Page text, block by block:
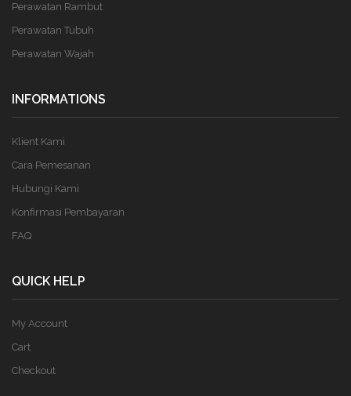
Perawatan Rambut
Perawatan Tubuh
Perawatan Wajah
INFORMATIONS
Klient Kami
Cara Pemesanan
Hubungi Kami
Konfirmasi Pembayaran
FAQ
QUICK HELP
My Account
Cart
Checkout